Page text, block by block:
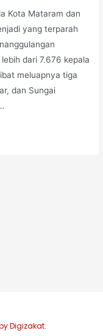
Kota Mataram dan
yang terparah
dari 7.676 kepala
meluapnya tiga
dan Sungai
Digizakat.